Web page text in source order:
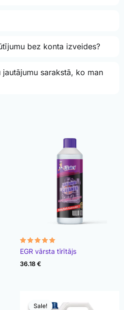
bez konta izveides?
jautājumu sarakstā, ko man
Rated
4.93
out of 5
EGR vārsta tīrītājs
36.18 €
Sale!
Sale!